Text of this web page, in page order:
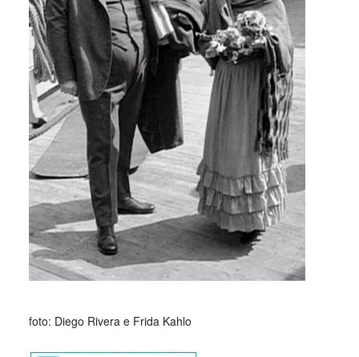
foto: Diego Rivera e Frida Kahlo